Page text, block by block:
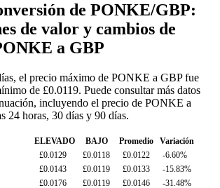
de PONKE/GBP:
de valor y cambios de
a GBP
el precio máximo de PONKE a GBP fue
de £0.0119. Puede consultar más datos
incluyendo el precio de PONKE a
24 horas, 30 días y 90 días.
ELEVADO BAJO Promedio
Variación
£0.0129 £0.0118 £0.0122
-6.60%
£0.0143 £0.0119 £0.0133
-15.83%
£0.0176 £0.0119 £0.0146
-31.48%